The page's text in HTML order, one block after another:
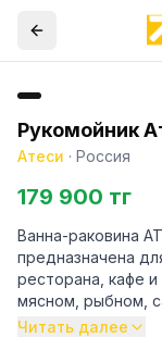
Рукомойник
Атеси · Россия
179 900 тг
Ванна-раковина
предназначена
ресторана, кафе
мясном, рыбном,
Читать далее